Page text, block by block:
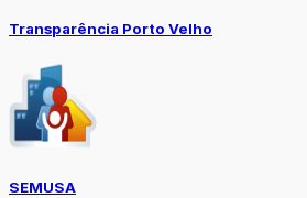
Transparência Porto Velho
SEMUSA